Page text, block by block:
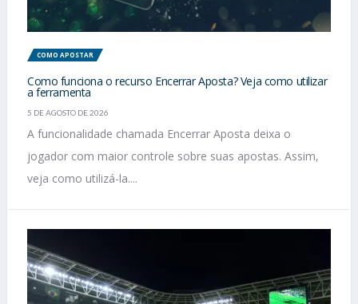
COMO APOSTAR
Como funciona o recurso Encerrar Aposta? Veja como utilizar
a ferramenta
5 DE AGOSTO DE 2026
A funcionalidade chamada Encerrar Aposta deixa o
jogador com maior controle sobre suas apostas. Assim,
veja como utilizá-la....